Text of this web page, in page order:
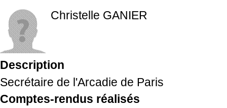
Christelle GANIER
Description
Secrétaire de l'Arcadie de Paris
Comptes-rendus réalisés